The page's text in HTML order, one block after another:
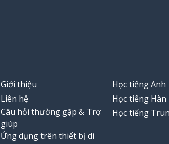
Giới thiệu
Liên hệ
Câu hỏi thường gặp & Trợ
giúp
Ứng dụng trên thiết bị di
Học tiếng Anh
Học tiếng Hàn
Học tiếng